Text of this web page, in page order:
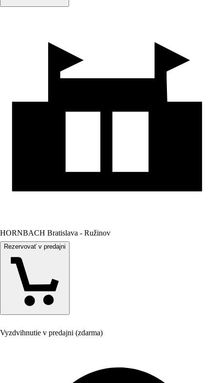
HORNBACH Bratislava - Ružinov
Rezervovať v predajni
Vyzdvihnutie v predajni (zdarma)